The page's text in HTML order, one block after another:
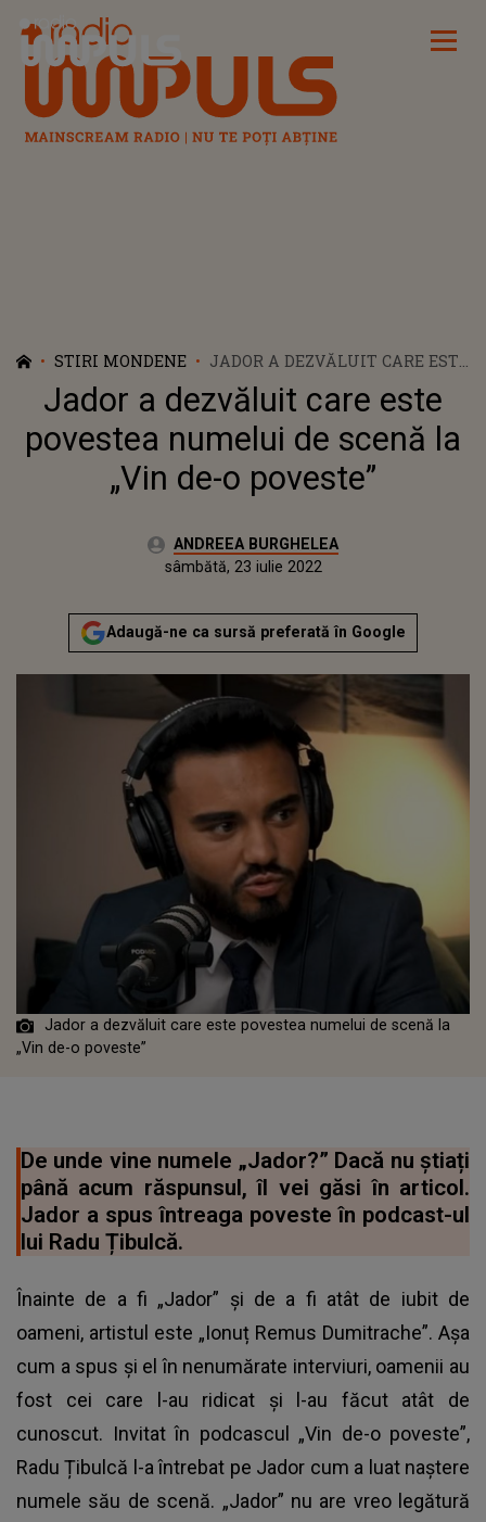
Radio Impuls
STIRI MONDENE
JADOR A DEZVĂLUIT CARE ESTE
POVESTEA NUMELUI DE SCENĂ
LA „VIN DE-O POVESTE”
Jador a dezvăluit care este
povestea numelui de scenă la
„Vin de-o poveste”
Autor:ANDREEA BURGHELEA
Actualizat:
sâmbătă, 23 iulie 2022
Adaugă-ne ca sursă preferată în Google
Jador a dezvăluit care este povestea numelui de scenă la
„Vin de-o poveste”
De unde vine numele „Jador?” Dacă nu știați
până acum răspunsul, îl vei găsi în articol.
Jador a spus întreaga poveste în podcast-ul
lui Radu Țibulcă.
Înainte de a fi „Jador” și de a fi atât de iubit de
oameni, artistul este „Ionuț Remus Dumitrache”. Așa
cum a spus și el în nenumărate interviuri, oamenii au
fost cei care l-au ridicat și l-au făcut atât de
cunoscut. Invitat în podcascul „Vin de-o poveste”,
Radu Țibulcă l-a întrebat pe Jador cum a luat naștere
numele său de scenă. „Jador” nu are vreo legătură